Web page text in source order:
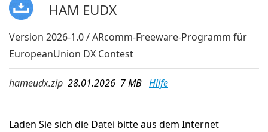
HAM EUDX
Version 2026-1.0 / ARcomm-Freeware-Programm für
EuropeanUnion DX Contest
hameudx.zip 28.01.2026 7 MB Hilfe
Laden Sie sich die Datei bitte aus dem Internet